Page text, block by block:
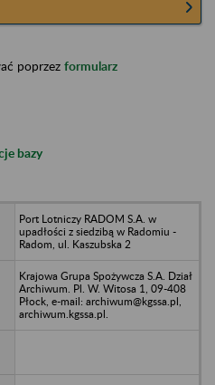
poprzez formularz
bazy
Port Lotniczy RADOM S.A. w
upadłości z siedzibą w Radomiu -
Radom, ul. Kaszubska 2
Krajowa Grupa Spożywcza S.A. Dział
Archiwum. Pl. W. Witosa 1, 09-408
Płock, e-mail: archiwum@kgssa.pl,
archiwum.kgssa.pl.